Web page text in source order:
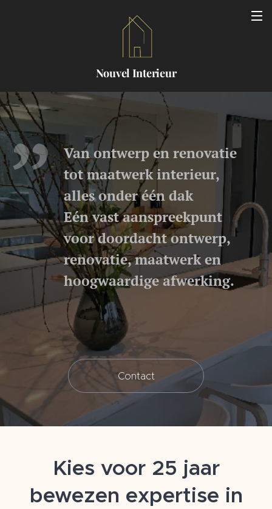
Nouvel Interieur
Van ontwerp en renovatie
tot maatwerk interieur,
alles onder één dak
Eén vast aanspreekpunt
voor doordacht ontwerp,
renovatie, maatwerk en
hoogwaardige afwerking.
Contact
Kies voor 25 jaar
bewezen expertise in